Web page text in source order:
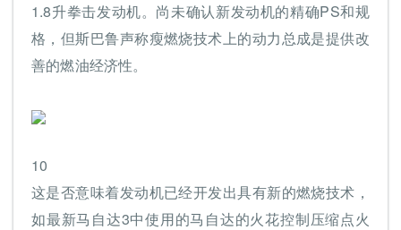
1.8升拳击发动机。尚未确认新发动机的精确PS和规
格，但斯巴鲁声称瘦燃烧技术上的动力总成是提供改
善的燃油经济性。
10
这是否意味着发动机已经开发出具有新的燃烧技术，
如最新马自达3中使用的马自达的火花控制压缩点火